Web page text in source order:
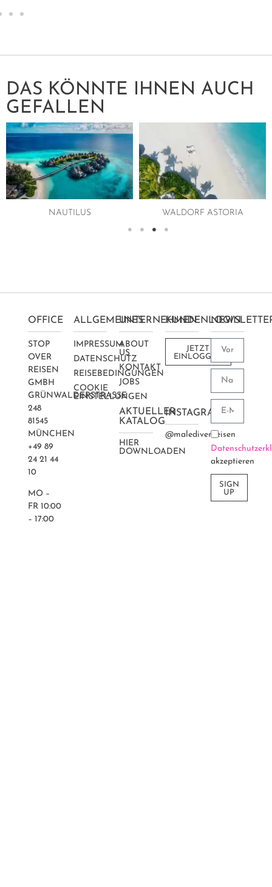
DAS KÖNNTE IHNEN AUCH
GEFALLEN
WALDORF ASTORIA VELAA PRIVATE ISLAND
OFFICE
STOP
OVER
REISEN
GMBH
GRÜNWALDERSTRASSE 2
48
81545
MÜNCHEN
+49 89
24 21 44
10
MO –
FR 10:00
– 17:00
ALLGEMEINES
IMPRESSUM
DATENSCHUTZ
REISEBEDINGUNGEN
COOKIE
EINSTELLUNGEN
UNTERNEHMEN
ABOUT
US
KONTAKT
JOBS
AKTUELLER
KATALOG
HIER
DOWNLOADEN
KUNDENLOGIN
JETZT
EINLOGGEN
INSTAGRAM
@maledivenreisen
akzeptieren
SIGN
UP